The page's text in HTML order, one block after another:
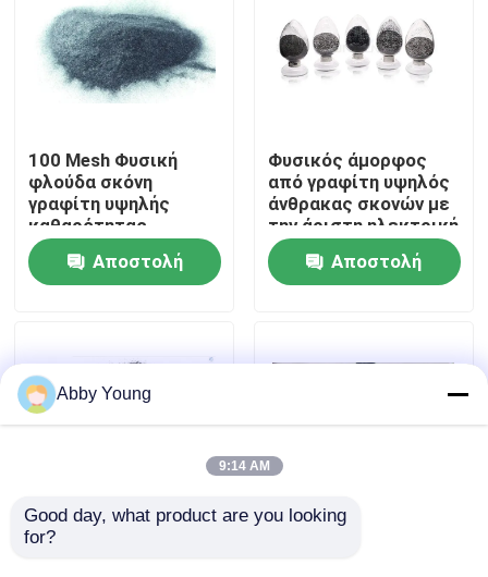
Προϊόντα
Περίπου εμείς
Γύρος εργοστασίων
Ποιοτικός έλεγχος
Μας ελάτε σε επαφή με
Ειδήσεις
Περιπτώσεις
100 Mesh Φυσική
φλούδα σκόνη
γραφίτη υψηλής
καθαρότητας
Αποστολή
Φυσικός άμορφος
από γραφίτη υψηλός
άνθρακας σκονών με
την άριστη ηλεκτρική
αγωγιμότητα
Αποστολή
95%-99% ο άνθρακας
Abby Young
9:14 AM
Good day, what product are you looking
for?